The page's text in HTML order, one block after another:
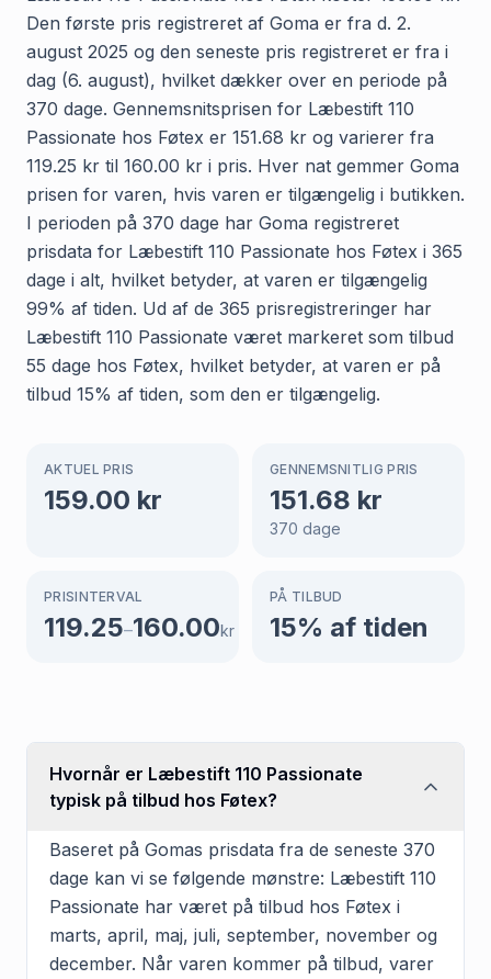
Den første pris registreret af Goma er fra d. 2.
august 2025 og den seneste pris registreret er fra i
dag (6. august), hvilket dækker over en periode på
370 dage. Gennemsnitsprisen for Læbestift 110
Passionate hos Føtex er 151.68 kr og varierer fra
119.25 kr til 160.00 kr i pris. Hver nat gemmer Goma
prisen for varen, hvis varen er tilgængelig i butikken.
I perioden på 370 dage har Goma registreret
prisdata for Læbestift 110 Passionate hos Føtex i 365
dage i alt, hvilket betyder, at varen er tilgængelig
99% af tiden. Ud af de 365 prisregistreringer har
Læbestift 110 Passionate været markeret som tilbud
55 dage hos Føtex, hvilket betyder, at varen er på
tilbud 15% af tiden, som den er tilgængelig.
AKTUEL PRIS
159.00 kr
GENNEMSNITLIG PRIS
151.68 kr
370 dage
PRISINTERVAL
119.25–160.00kr
PÅ TILBUD
15% af tiden
Hvornår er Læbestift 110 Passionate
typisk på tilbud hos Føtex?
Baseret på Gomas prisdata fra de seneste 370
dage kan vi se følgende mønstre: Læbestift 110
Passionate har været på tilbud hos Føtex i
marts, april, maj, juli, september, november og
december. Når varen kommer på tilbud, varer